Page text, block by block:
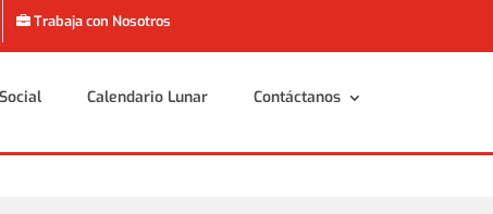
Trabaja con Nosotros
Calendario Lunar Contáctanos
Calendario Lunar Contáctanos